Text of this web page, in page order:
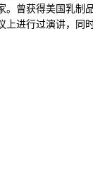
。曾获得美国乳制
上进行过演讲，同